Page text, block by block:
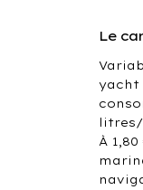
Le
yacht
litres/
À